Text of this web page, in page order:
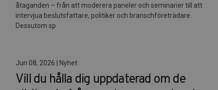
åtaganden – från att moderera paneler och seminarier till att
intervjua beslutsfattare, politiker och branschföreträdare.
Dessutom sp
Jun 08, 2026 | Nyhet
Vill du hålla dig uppdaterad om de